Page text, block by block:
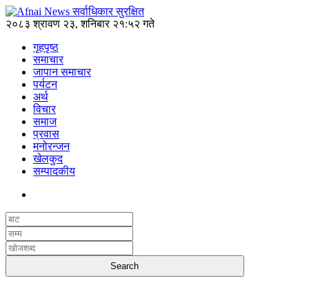
२०८३ श्रावण २३, शनिबार २१:५२ गते
गृहपृष्ठ
समाचार
जापान समाचार
पर्यटन
अर्थ
विचार
समाज
प्रवास
मनोरन्जन
खेलकुद
सम्पादकीय